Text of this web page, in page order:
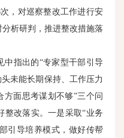
，对巡察整改工作进行安
析研判，推进整改措施落
中指出的“专家型干部引导
未能长期保持、工作压力
方面思考谋划不够”三个问
整改落实。一是采取“业务
引导培养模式，做好传帮